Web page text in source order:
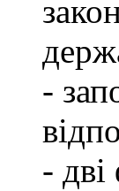
-
-